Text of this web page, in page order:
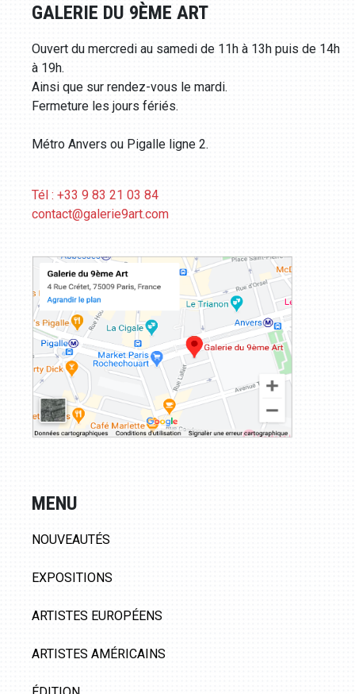
GALERIE DU 9ÈME ART
Ouvert du mercredi au samedi de 11h à 13h puis de 14h
à 19h.
Ainsi que sur rendez-vous le mardi.
Fermeture les jours fériés.
Métro Anvers ou Pigalle ligne 2.
Tél : +33 9 83 21 03 84
contact@galerie9art.com
MENU
NOUVEAUTÉS
EXPOSITIONS
ARTISTES EUROPÉENS
ARTISTES AMÉRICAINS